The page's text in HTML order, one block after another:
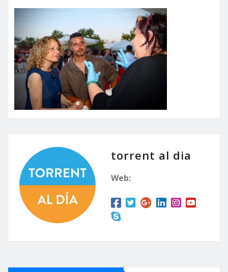
torrent al dia
Web: